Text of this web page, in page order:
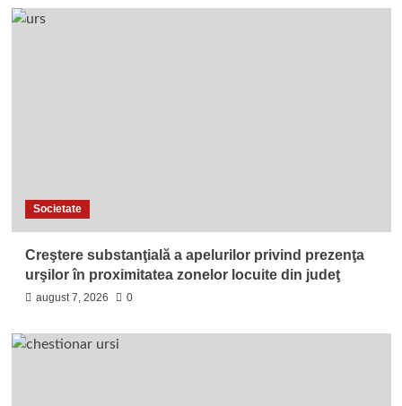
Societate
Creştere substanţială a apelurilor privind prezenţa
urşilor în proximitatea zonelor locuite din judeţ
august 7, 2026 0